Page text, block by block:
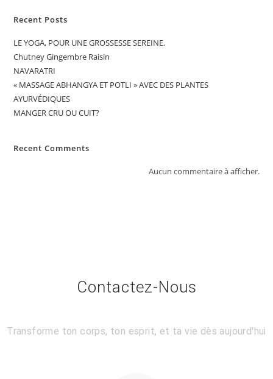
Recent Posts
LE YOGA, POUR UNE GROSSESSE SEREINE.
Chutney Gingembre Raisin
NAVARATRI
« MASSAGE ABHANGYA ET POTLI » AVEC DES PLANTES
AYURVÉDIQUES
MANGER CRU OU CUIT?
Recent Comments
Aucun commentaire à afficher.
Contactez-Nous
Transforme ton corps, ton esprit, et ta vie dès aujourd'hui